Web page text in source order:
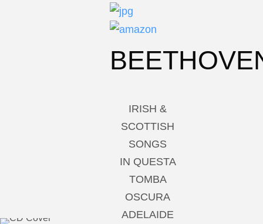
IRISH &
SCOTTISH
SONGS
IN QUESTA
TOMBA
OSCURA
ADELAIDE